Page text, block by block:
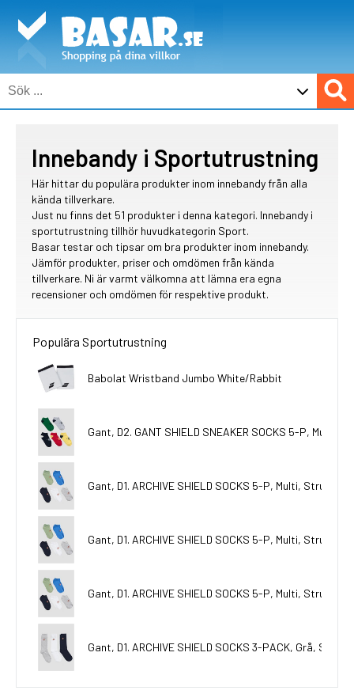
Innebandy i Sportutrustning
Här hittar du populära produkter inom innebandy från alla
kända tillverkare.
Just nu finns det 51 produkter i denna kategori. Innebandy i
sportutrustning tillhör huvudkategorin Sport.
Basar testar och tipsar om bra produkter inom innebandy.
Jämför produkter, priser och omdömen från kända
tillverkare. Ni är varmt välkomna att lämna era egna
recensioner och omdömen för respektive produkt.
Populära Sportutrustning
Babolat Wristband Jumbo White/Rabbit
Gant, D2. GANT SHIELD SNEAKER SOCKS 5-P, Multi,
Gant, D1. ARCHIVE SHIELD SOCKS 5-P, Multi,
Gant, D1. ARCHIVE SHIELD SOCKS 5-P, Multi,
Gant, D1. ARCHIVE SHIELD SOCKS 5-P, Multi,
Gant, D1. ARCHIVE SHIELD SOCKS 3-PACK, Grå,